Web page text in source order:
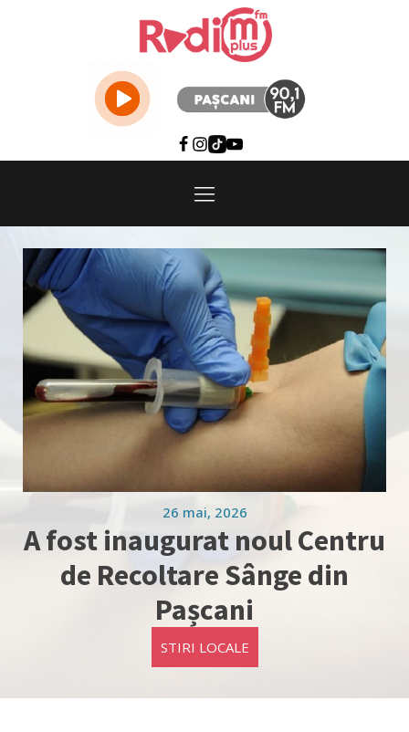
26 mai, 2026
A fost inaugurat noul Centru
de Recoltare Sânge din
Pașcani
STIRI LOCALE